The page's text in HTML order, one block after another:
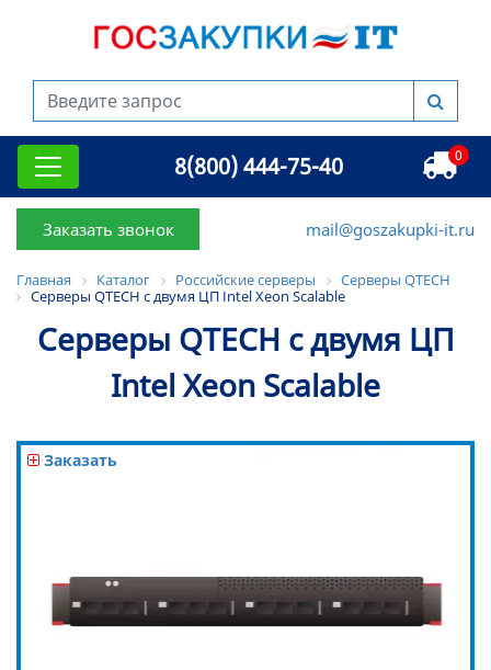
8(800) 444-75-40 0
Заказать звонок mail@goszakupki-it.ru
Главная Каталог Российские серверы
Серверы QTECH
Серверы QTECH с двумя ЦП Intel Xeon Scalable
Серверы QTECH с двумя ЦП
Intel Xeon Scalable
Заказать